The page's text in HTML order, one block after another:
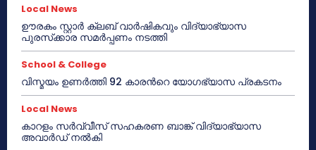
Local News
ഊരകം സ്റ്റാർ ക്ലബ് വാർഷികവും വിദ്യാഭ്യാസ
പുരസ്‌ക്കാര സമർപ്പണം നടത്തി
School & College
വിസ്മയം ഉണർത്തി 92 കാരൻറെ യോഗഭ്യാസ പ്രകടനം
Local News
കാറളം സർവ്വീസ് സഹകരണ ബാങ്ക് വിദ്യാഭ്യാസ
അവാർഡ് നൽകി